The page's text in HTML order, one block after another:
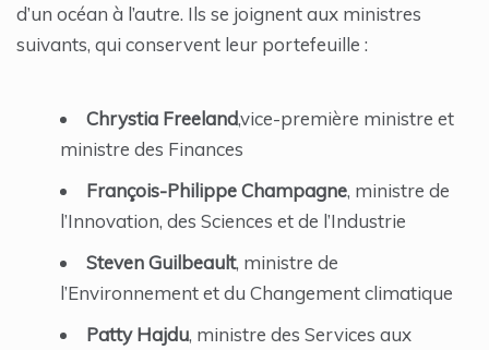
d’un océan à l’autre. Ils se joignent aux ministres
suivants, qui conservent leur portefeuille :
Chrystia Freeland,vice-première ministre et
ministre des Finances
François-Philippe Champagne, ministre de
l’Innovation, des Sciences et de l’Industrie
Steven Guilbeault, ministre de
l’Environnement et du Changement climatique
Patty Hajdu, ministre des Services aux